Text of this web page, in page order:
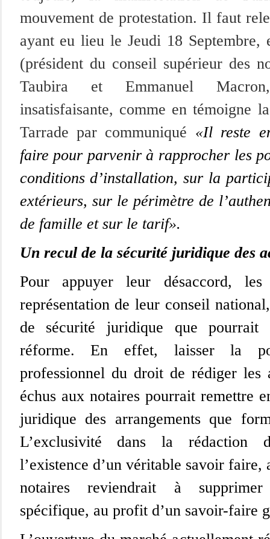
mouvement de protestation. Il faut
ayant eu lieu le Jeudi 18 Septembre,
(président du conseil supérieur des
Taubira et Emmanuel
insatisfaisante, comme en témoigne
Tarrade par communiqué «Il reste
faire pour parvenir à rapprocher les
conditions d’installation, sur la
extérieurs, sur le périmètre de
de famille et sur le tarif».
Un recul de la sécurité juridique des
Pour appuyer leur désaccord,
représentation de leur conseil
de sécurité juridique que
réforme. En effet, laisser la
professionnel du droit de rédiger les
échus aux notaires pourrait remettre
juridique des arrangements que
L’exclusivité dans la rédaction
l’existence d’un véritable savoir faire,
notaires reviendrait à
spécifique, au profit d’un savoir-faire